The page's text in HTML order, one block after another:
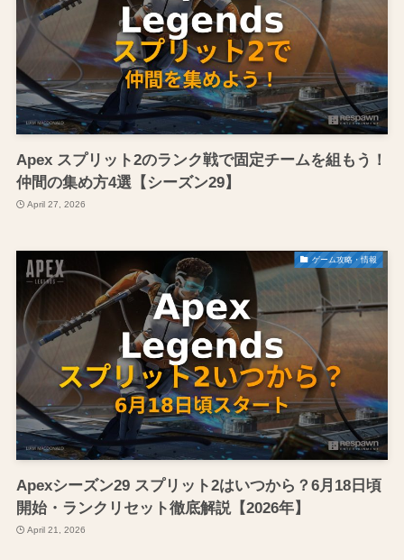
Apex スプリット2のランク戦で固定チームを組もう！
仲間の集め方4選【シーズン29】
April 27, 2026
ゲーム攻略・情報
Apexシーズン29 スプリット2はいつから？6月18日頃
開始・ランクリセット徹底解説【2026年】
April 21, 2026